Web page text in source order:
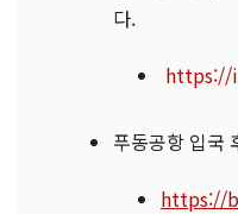
다.
https://
푸동공항 입국
https://